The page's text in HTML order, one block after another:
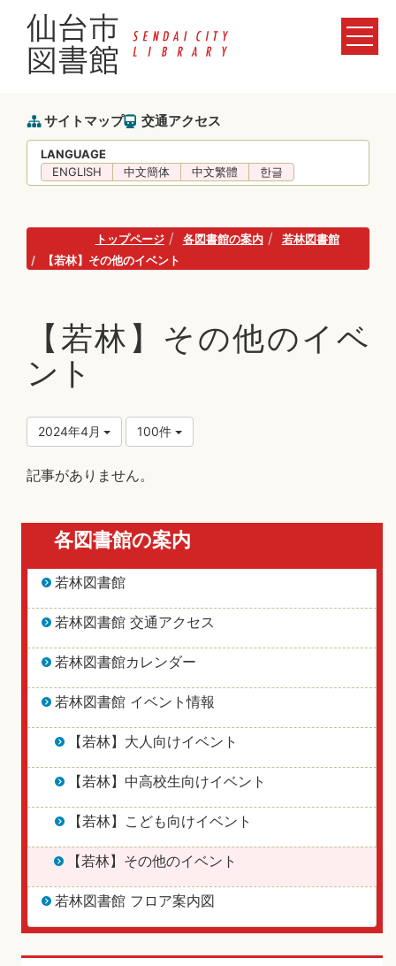
サイトマップ 交通アクセス
LANGUAGE
ENGLISH
中文簡体 中文繁體 한글
トップページ 各図書館の案内
若林図書館
【若林】その他のイベント
【若林】その他のイベ
ント
2024年4月 100件
記事がありません。
各図書館の案内
若林図書館
若林図書館 交通アクセス
若林図書館カレンダー
若林図書館 イベント情報
【若林】大人向けイベント
【若林】中高校生向けイベント
【若林】こども向けイベント
【若林】その他のイベント
若林図書館 フロア案内図